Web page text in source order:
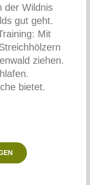
der Wildnis
gut geht.
Mit
ziehen.
bietet.